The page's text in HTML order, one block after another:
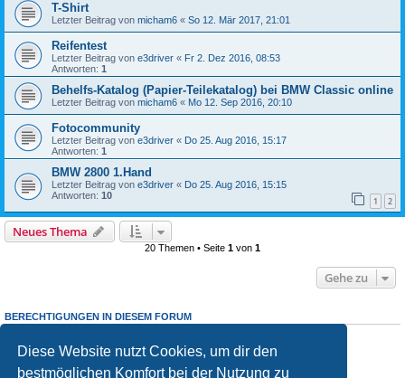
Diese Website nutzt Cookies, um dir den
bestmöglichen Komfort bei der Nutzung zu
T-Shirt
Letzter Beitrag von micham6 « So 12. Mär 2017, 21:01
Reifentest
Letzter Beitrag von e3driver « Fr 2. Dez 2016, 08:53
Antworten: 1
Behelfs-Katalog (Papier-Teilekatalog) bei BMW Classic online
Letzter Beitrag von micham6 « Mo 12. Sep 2016, 20:10
Fotocommunity
Letzter Beitrag von e3driver « Do 25. Aug 2016, 15:17
Antworten: 1
BMW 2800 1.Hand
Letzter Beitrag von e3driver « Do 25. Aug 2016, 15:15
Antworten: 10 1 2
Neues Thema
20 Themen • Seite 1 von 1
Gehe zu
BERECHTIGUNGEN IN DIESEM FORUM
Du darfst keineAntworten zu Themen in diesem Forum erstellen.
Du darfst deine Beiträge in diesem Forumnichtändern.
Du darfst deine Beiträge in diesem Forum nicht löschen.